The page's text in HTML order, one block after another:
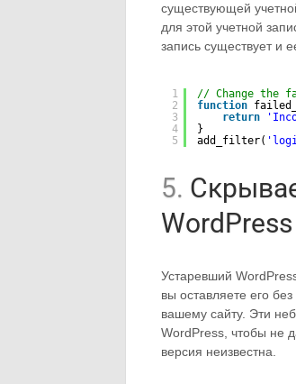
существующей
для этой учетной
запись существует и
1
2
3
4
5
// Change the
function
return
}
add_filter(
5.
WordPress
Устаревший
вы оставляете его
вашему сайту. Эти
WordPress, чтобы не
версия неизвестна.